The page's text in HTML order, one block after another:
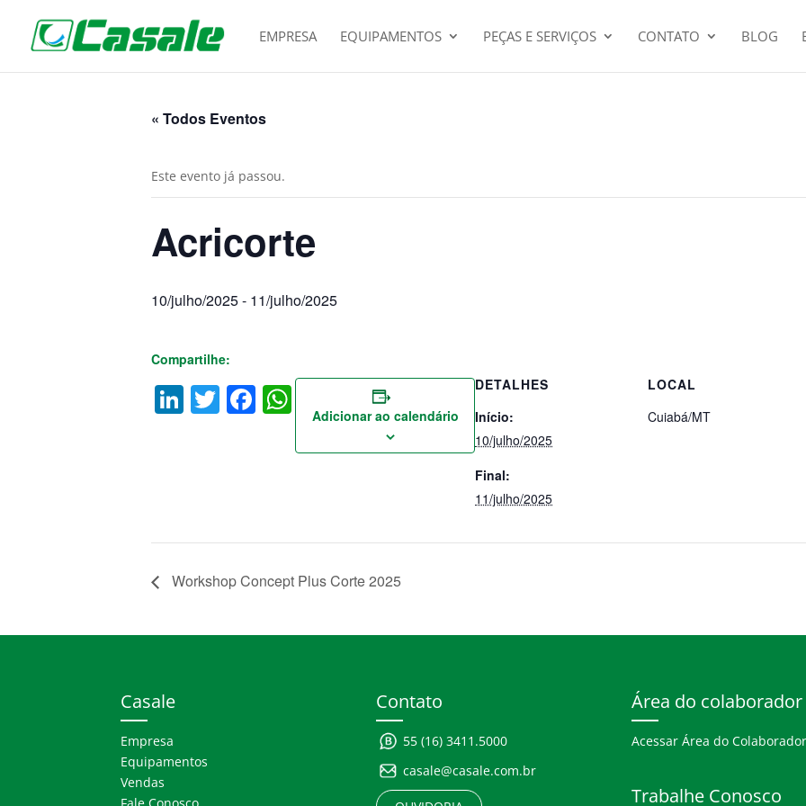
EMPRESA EQUIPAMENTOS PEÇAS E SERVIÇOS CONTATO BLOG
« Todos Eventos
Este evento já passou.
Acricorte
10/julho/2025- 11/julho/2025
Compartilhe:
LinkedIn
TwitterFacebook
WhatsApp
Adicionar ao calendário
DETALHES
Início:
10/julho/2025
Final:
11/julho/2025
LOCAL
Cuiabá/MT
Workshop Concept Plus Corte 2025
Casale
Empresa
Equipamentos
Vendas
Contato
55 (16) 3411.5000
casale@casale.com.br
Área do colaborador
Acessar Área do Colaborador
Trabalhe Conosco